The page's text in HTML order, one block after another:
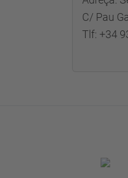
C/ Pau
Tlf: +34